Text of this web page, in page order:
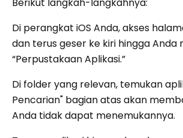
Di perangkat iOS Anda, akses
dan terus geser ke kiri hingga Anda
“Perpustakaan Aplikasi.”
Di folder yang relevan, temukan
Pencarian" bagian atas akan
Anda tidak dapat menemukannya.